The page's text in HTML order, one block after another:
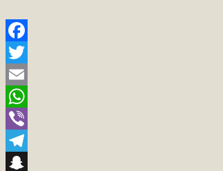
Facebook
Twitter
Email
WhatsApp
Viber
Telegram